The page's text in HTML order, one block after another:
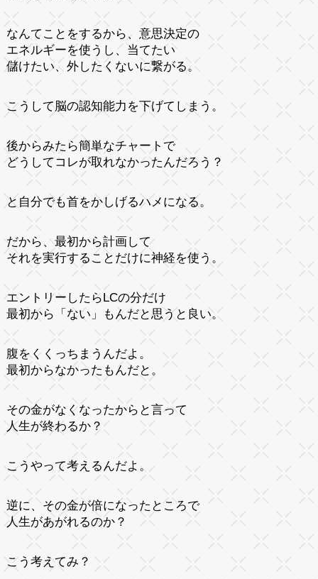
なんてことをするから、意思決定の
エネルギーを使うし、当てたい
儲けたい、外したくないに繋がる。
こうして脳の認知能力を下げてしまう。
後からみたら簡単なチャートで
どうしてコレが取れなかったんだろう？
と自分でも首をかしげるハメになる。
だから、最初から計画して
それを実行することだけに神経を使う。
エントリーしたらLCの分だけ
最初から「ない」もんだと思うと良い。
腹をくくっちまうんだよ。
最初からなかったもんだと。
その金がなくなったからと言って
人生が終わるか？
こうやって考えるんだよ。
逆に、その金が倍になったところで
人生があがれるのか？
こう考えてみ？